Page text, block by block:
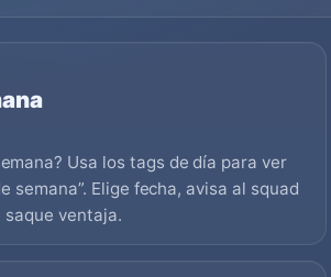
Usa los tags de día para ver
semana”. Elige fecha, avisa al squad
ventaja.